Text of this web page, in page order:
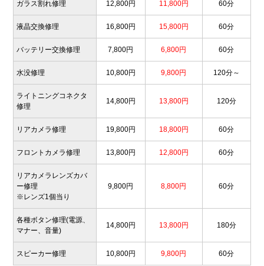
ガラス割れ修理 12,800円 11,800円 60分
液晶交換修理 16,800円 15,800円 60分
バッテリー交換修理 7,800円 6,800円 60分
水没修理 10,800円 9,800円 120分～
ライトニングコネクタ
修理
14,800円 13,800円 120分
リアカメラ修理 19,800円 18,800円 60分
フロントカメラ修理 13,800円 12,800円 60分
リアカメラレンズカバ
ー修理
※レンズ1個当り
9,800円 8,800円 60分
各種ボタン修理(電源、
マナー、音量)
14,800円 13,800円 180分
スピーカー修理 10,800円 9,800円 60分